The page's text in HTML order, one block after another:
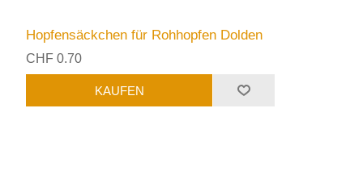
Hopfensäckchen für Rohhopfen Dolden
CHF 0.70